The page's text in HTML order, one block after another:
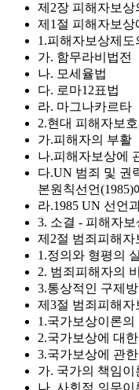
제2장 피해자보상
제1절 피해자보
1.피해자보상제도
가. 함무라비법전
나. 모세율법
다. 로마12표법
라. 마그나카르타
2.현대 피해자보
가.피해자의 부활
나.피해자보상에
다.UN 범죄 및 권
본원칙선언(1985)
라.1985 UN 선언
3. 소결 - 피해자
제2절 범죄피해자
1.정의와 형평의
2. 범죄피해자의
3.통상적인 구제
제3절 범죄피해자
1.국가보상이론의
2.국가보상에 대
3.국가보상에 관
가. 국가의 책임이
나. 사회적 의무이